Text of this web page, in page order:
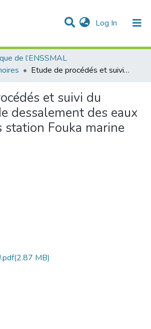
Log In (current)
& Collections
Statistics
All of DSpace
de l’ENSSMAL
Etude de procédés et suivi du processus de dessalement des eaux de mer : cas station Fouka marine
et suivi du
dessalement des eaux
station Fouka marine
(2.87 MB)